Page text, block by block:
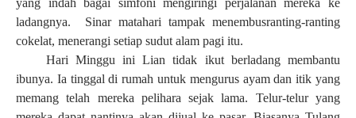
yang indah bagai simfoni mengiringi perjalanan mereka ke
ladangnya. Sinar matahari tampak menembusranting-ranting
cokelat, menerangi setiap sudut alam pagi itu.
Hari Minggu ini Lian tidak ikut berladang membantu
ibunya. Ia tinggal di rumah untuk mengurus ayam dan itik yang
memang telah mereka pelihara sejak lama. Telur-telur yang